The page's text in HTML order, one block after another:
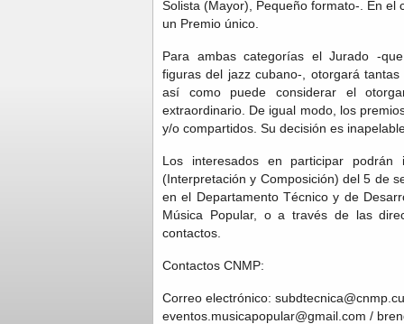
Solista (Mayor), Pequeño formato-. En el
un Premio único.
Para ambas categorías el Jurado -
figuras del jazz cubano-, otorgará
así como puede considerar el
extraordinario. De igual modo, los
y/o compartidos. Su decisión es
Los interesados en participar podrán
(Interpretación y Composición) del 5 de
en el Departamento Técnico y de
Música Popular, o a través de las
contactos.
Contactos CNMP:
Correo electrónico:
eventos.musicapopular@gmail.com /